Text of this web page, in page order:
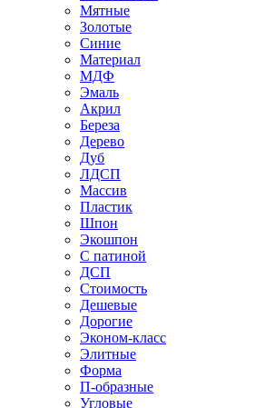
Мятные
Золотые
Синие
Материал
МДФ
Эмаль
Акрил
Береза
Дерево
Дуб
ЛДСП
Массив
Пластик
Шпон
Экошпон
С патиной
ДСП
Стоимость
Дешевые
Дорогие
Эконом-класс
Элитные
Форма
П-образные
Угловые